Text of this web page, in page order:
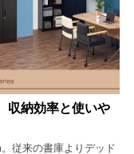
収納効率と使いや
従来の書庫よりデッド